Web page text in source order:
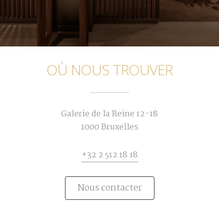
OÙ NOUS TROUVER
Galerie de la Reine 12-18
1000 Bruxelles
+32 2 512 18 18
Nous contacter